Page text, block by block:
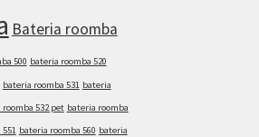
Bateria roomba
500 bateria roomba 520
bateria roomba 531 bateria
roomba 532 pet bateria roomba
bateria roomba 560 bateria